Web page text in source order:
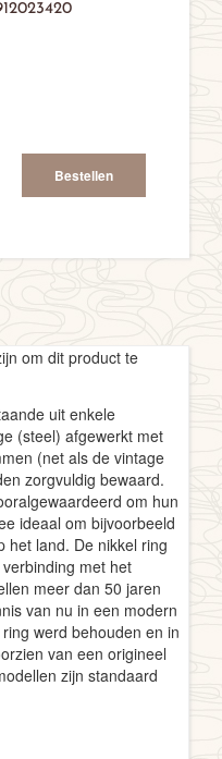
Bestellen
om dit product te
uit enkele
(steel) afgewerkt met
(net als de vintage
zorgvuldig bewaard.
om hun
ideaal om bijvoorbeeld
het land. De nikkel ring
met het
meer dan 50 jaren
van nu in een modern
werd behouden en in
van een origineel
zijn standaard